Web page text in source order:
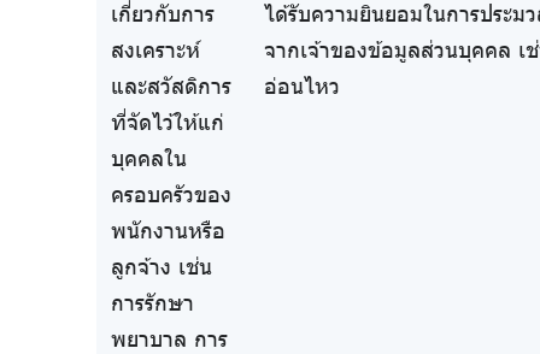
เกี่ยวกับการ
สงเคราะห์
และสวัสดิการ
ที่จัดไว้ให้แก่
บุคคลใน
ครอบครัวของ
พนักงานหรือ
ลูกจ้าง เช่น
การรักษา
พยาบาล การ
ได้รับความยินยอมในการประ
จากเจ้าของข้อมูลส่วนบุคคล
อ่อนไหว